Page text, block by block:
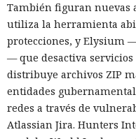
También figuran nuevas
utiliza la herramienta
protecciones, y Elysium
— que desactiva servicios
distribuye archivos ZIP
entidades
redes a través de
Atlassian Jira. Hunters